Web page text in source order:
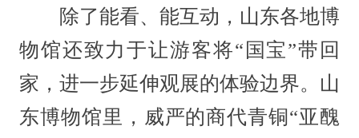
除了能看、能互动，山东各地博
物馆还致力于让游客将“国宝”带回
家，进一步延伸观展的体验边界。山
东博物馆里，威严的商代青铜“亚醜